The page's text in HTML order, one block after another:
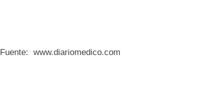
Fuente: www.diariomedico.com